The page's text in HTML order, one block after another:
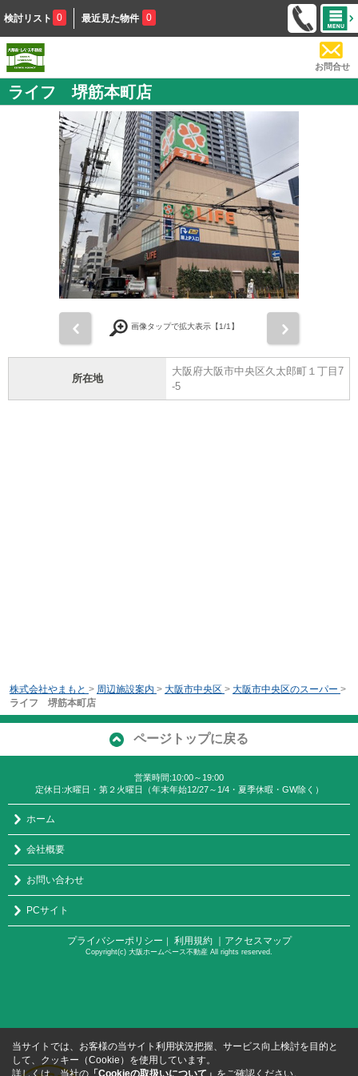
検討リスト 0 最近見た物件 0
お問合せ
ライフ 堺筋本町店
画像タップで拡大表示【1/1】
所在地
大阪府大阪市中央区久太郎町１丁目7
-5
株式会社やまもと > 周辺施設案内 > 大阪市中央区 > 大阪市中央区のスーパー >
ライフ 堺筋本町店
ページトップに戻る
営業時間:10:00～19:00
定休日:水曜日・第２火曜日（年末年始12/27～1/4・夏季休暇・GW除く）
ホーム
会社概要
お問い合わせ
PCサイト
プライバシーポリシー ｜ 利用規約 ｜アクセスマップ
Copyright(c) 大阪ホームベース不動産 All rights reserved.
当サイトでは、お客様の当サイト利用状況把握、サービス向上検討を目的と
して、クッキー（Cookie）を使用しています。
詳しくは、当社の 「Cookieの取扱いについて」 をご確認ください。